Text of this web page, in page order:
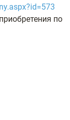
по